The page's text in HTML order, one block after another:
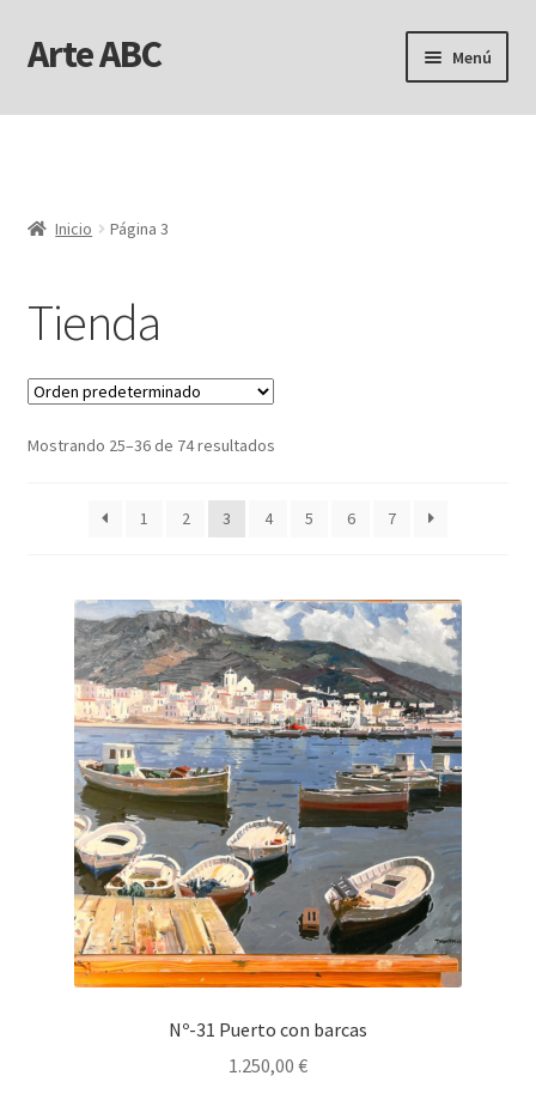
Ir
a
Ir
al
Arte ABC Menú
Inicio
Carrito
Finalizar compra
Inicio Página 3
Tienda
Mostrando 25–36 de 74 resultados
1 2 3 4 5 6 7
Nº-31 Puerto con barcas
1.250,00 €